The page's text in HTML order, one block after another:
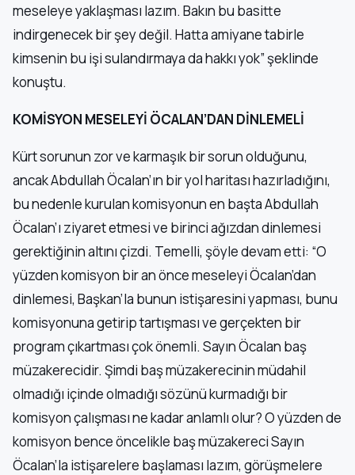
meseleye yaklaşması lazım. Bakın bu basitte
indirgenecek bir şey değil. Hatta amiyane tabirle
kimsenin bu işi sulandırmaya da hakkı yok” şeklinde
konuştu.
KOMİSYON MESELEYİ ÖCALAN’DAN DİNLEMELİ
Kürt sorunun zor ve karmaşık bir sorun olduğunu,
ancak Abdullah Öcalan’ın bir yol haritası hazırladığını,
bu nedenle kurulan komisyonun en başta Abdullah
Öcalan’ı ziyaret etmesi ve birinci ağızdan dinlemesi
gerektiğinin altını çizdi. Temelli, şöyle devam etti: “O
yüzden komisyon bir an önce meseleyi Öcalan’dan
dinlemesi, Başkan’la bunun istişaresini yapması, bunu
komisyonuna getirip tartışması ve gerçekten bir
program çıkartması çok önemli. Sayın Öcalan baş
müzakerecidir. Şimdi baş müzakerecinin müdahil
olmadığı içinde olmadığı sözünü kurmadığı bir
komisyon çalışması ne kadar anlamlı olur? O yüzden de
komisyon bence öncelikle baş müzakereci Sayın
Öcalan’la istişarelere başlaması lazım, görüşmelere